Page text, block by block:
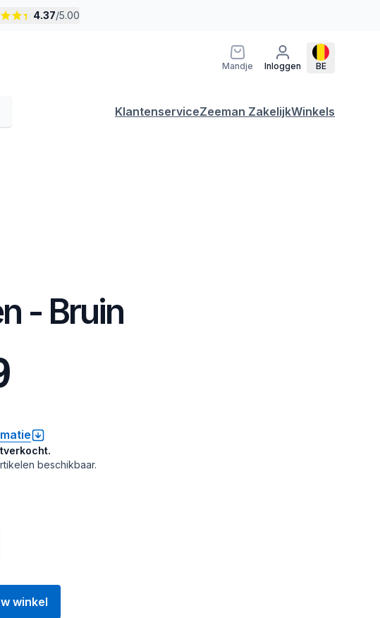
4.37/5.00
Mandje Inloggen BE
KlantenserviceZeeman ZakelijkWinkels
- Bruin
beschikbaar.
winkel